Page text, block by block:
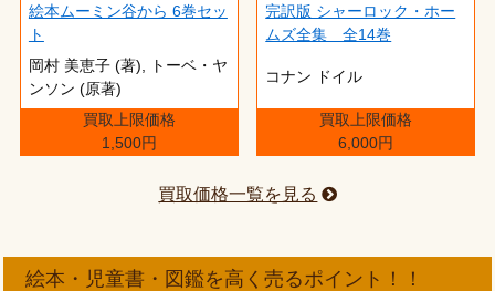
絵本ムーミン谷から 6巻セッ
ト
岡村 美恵子 (著),‎ トーベ・ヤ
ンソン (原著)
買取上限価格
1,500円
完訳版 シャーロック・ホー
ムズ全集 全14巻
コナン ドイル
買取上限価格
6,000円
買取価格一覧を見る
絵本・児童書・図鑑を高く売るポイント！！